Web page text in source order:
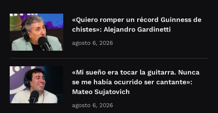
«Quiero romper un récord Guinness de
chistes»: Alejandro Gardinetti
agosto 6, 2026
«Mi sueño era tocar la guitarra. Nunca
se me había ocurrido ser cantante»:
Mateo Sujatovich
agosto 6, 2026